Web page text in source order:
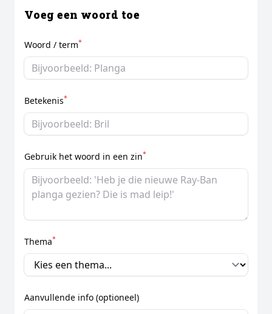
Voeg een woord toe
Woord / term*
Betekenis*
Gebruik het woord in een zin*
Thema*
Aanvullende info (optioneel)